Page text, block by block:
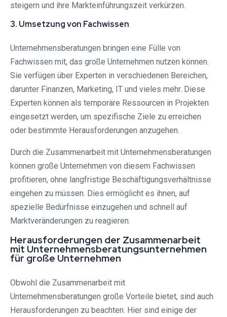
steigern und ihre Markteinführungszeit verkürzen.
3. Umsetzung von Fachwissen
Unternehmensberatungen bringen eine Fülle von
Fachwissen mit, das große Unternehmen nutzen können.
Sie verfügen über Experten in verschiedenen Bereichen,
darunter Finanzen, Marketing, IT und vieles mehr. Diese
Experten können als temporäre Ressourcen in Projekten
eingesetzt werden, um spezifische Ziele zu erreichen
oder bestimmte Herausforderungen anzugehen.
Durch die Zusammenarbeit mit Unternehmensberatungen
können große Unternehmen von diesem Fachwissen
profitieren, ohne langfristige Beschäftigungsverhältnisse
eingehen zu müssen. Dies ermöglicht es ihnen, auf
spezielle Bedürfnisse einzugehen und schnell auf
Marktveränderungen zu reagieren.
Herausforderungen der Zusammenarbeit
mit Unternehmensberatungsunternehmen
für große Unternehmen
Obwohl die Zusammenarbeit mit
Unternehmensberatungen große Vorteile bietet, sind auch
Herausforderungen zu beachten. Hier sind einige der